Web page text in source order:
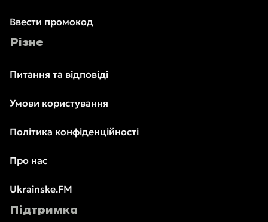
Ввести промокод
Різне
Питання та відповіді
Умови користування
Політика конфіденційності
Про нас
Ukrainske.FM
Підтримка